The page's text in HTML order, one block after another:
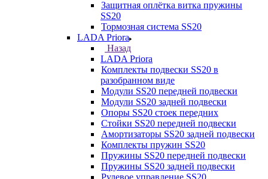
Защитная оплётка витка пружины
SS20
Тормозная система SS20
LADA Priora
Назад
LADA Priora
Комплекты подвески SS20 в
разобранном виде
Модули SS20 передней подвески
Модули SS20 задней подвески
Опоры SS20 стоек передних
Стойки SS20 передней подвески
Амортизаторы SS20 задней подвески
Комплекты пружин SS20
Пружины SS20 передней подвески
Пружины SS20 задней подвески
Рулевое управление SS20